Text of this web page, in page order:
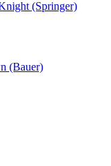
(Springer)
(Bauer)